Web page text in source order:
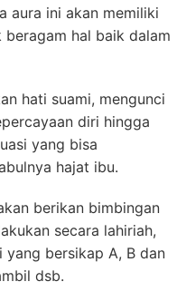
aura ini akan memiliki
hal baik dalam
hati suami, mengunci
diri hingga
yang bisa
hajat ibu.
berikan bimbingan
secara lahiriah,
yang bersikap A, B dan
dsb.